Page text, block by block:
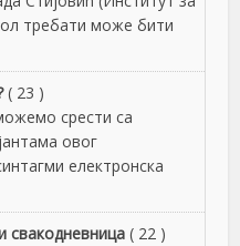
требати може бити
( 23 )
срести са
овог
електронска
свакодневница ( 22 )